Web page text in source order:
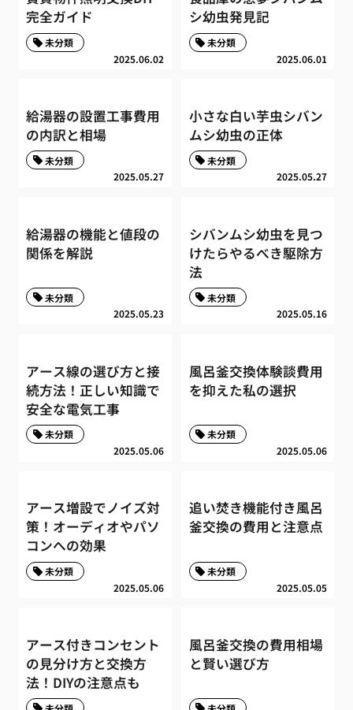
完全ガイド
2025.06.02
未分類
シ幼虫発見記
2025.06.01
未分類
給湯器の設置工事費用
の内訳と相場
2025.05.27
未分類
小さな白い芋虫シバン
ムシ幼虫の正体
2025.05.27
未分類
給湯器の機能と値段の
関係を解説
2025.05.23
未分類
シバンムシ幼虫を見つ
けたらやるべき駆除方
法
2025.05.16
未分類
アース線の選び方と接
続方法！正しい知識で
安全な電気工事
2025.05.06
未分類
風呂釜交換体験談費用
を抑えた私の選択
2025.05.06
未分類
アース増設でノイズ対
策！オーディオやパソ
コンへの効果
2025.05.06
未分類
追い焚き機能付き風呂
釜交換の費用と注意点
2025.05.05
未分類
アース付きコンセント
の見分け方と交換方
法！DIYの注意点も
風呂釜交換の費用相場
と賢い選び方